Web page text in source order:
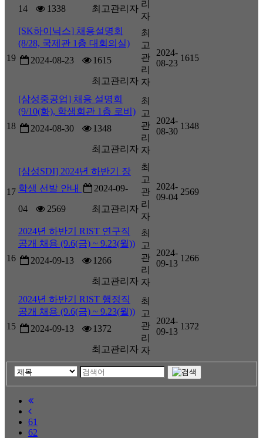
14 1338 최고관리자 리
자
19
[SK하이닉스] 채용설명회
(8/28, 국제관 1층 대회의실)
2024-08-23
1615
최고관리자
최
고
관
리
자
2024-
08-23
1615
18
[삼성중공업] 채용 설명회
(9/10(화), 학생회관 1층 로비)
2024-08-30
1348
최고관리자
최
고
관
리
자
2024-
08-30
1348
17
[삼성SDI] 2024년 하반기 장
학생 선발 안내
2024-09-
04 2569 최고관리자
최
고
관
리
자
2024-
09-04
2569
16
2024년 하반기 RIST 연구직
공개 채용 (9.6(금) ~ 9.23(월))
2024-09-13
1266
최고관리자
최
고
관
리
자
2024-
09-13
1266
15
2024년 하반기 RIST 행정직
공개 채용 (9.6(금) ~ 9.23(월))
2024-09-13
1372
최고관리자
최
고
관
리
자
2024-
09-13
1372
61
62